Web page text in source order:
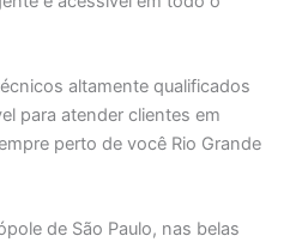
altamente qualificados
para atender clientes em
perto de você Rio Grande
de São Paulo, nas belas